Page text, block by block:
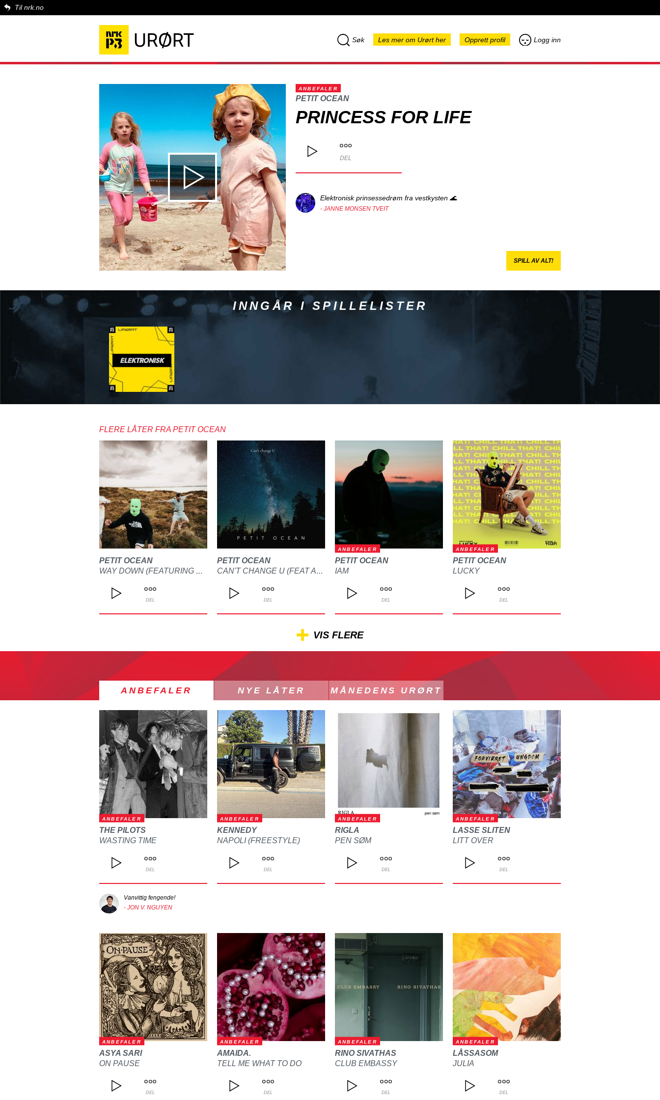
Til nrk.no
Søk Les mer om Urørt her Opprett profil Logg inn
ANBEFALER
PETIT OCEAN
PRINCESS FOR LIFE
DEL
Elektronisk prinsessedrøm fra vestkysten 🌊
- JANNE MONSEN TVEIT
SPILL AV ALT!
INNGÅR I SPILLELISTER
ELEKTRONISK
FLERE LÅTER FRA PETIT OCEAN
PETIT OCEAN
WAY DOWN (FEATURING CASILIAN)
DEL
PETIT OCEAN
CAN'T CHANGE U (FEAT ALYSSA JANE)
DEL
ANBEFALER
PETIT OCEAN
IAM
DEL
ANBEFALER
PETIT OCEAN
LUCKY
DEL
VIS FLERE
ANBEFALER NYE LÅTER MÅNEDENS URØRT
ANBEFALER
THE PILOTS
WASTING TIME
DEL
Vanvittig fengende!
- JON V. NGUYEN
ANBEFALER
KENNEDY
NAPOLI (FREESTYLE)
DEL
ANBEFALER
RIGLA
PEN SØM
DEL
ANBEFALER
LASSE SLITEN
LITT OVER
DEL
ANBEFALER
ASYA SARI
ON PAUSE
DEL
ANBEFALER
AMAIDA.
TELL ME WHAT TO DO
DEL
ANBEFALER
RINO SIVATHAS
CLUB EMBASSY
DEL
ANBEFALER
LÅSSASOM
JULIA
DEL